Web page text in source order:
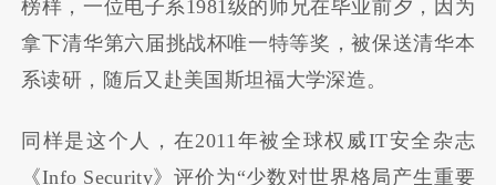
榜样，一位电子系1981级的师兄在毕业前夕，因为
拿下清华第六届挑战杯唯一特等奖，被保送清华本
系读研，随后又赴美国斯坦福大学深造。
同样是这个人，在2011年被全球权威IT安全杂志
《Info Security》评价为“少数对世界格局产生重要